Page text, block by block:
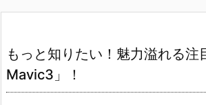
もっと知りたい！魅力溢れる注
Mavic3」！